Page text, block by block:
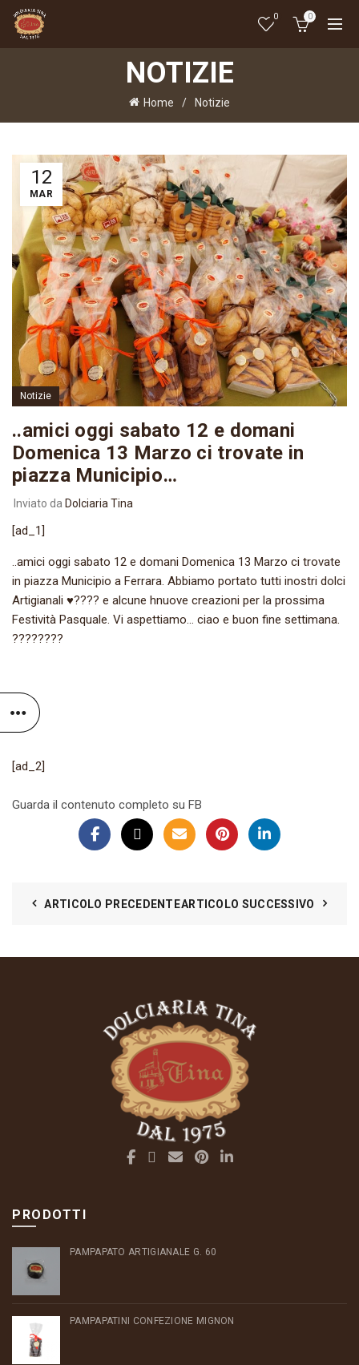
0 0
NOTIZIE
Home Notizie
12
MAR
Notizie
..amici oggi sabato 12 e domani
Domenica 13 Marzo ci trovate in
piazza Municipio…
Inviato da Dolciaria Tina
[ad_1]
..amici oggi sabato 12 e domani Domenica 13 Marzo ci trovate
in piazza Municipio a Ferrara. Abbiamo portato tutti inostri dolci
Artigianali ♥️???? e alcune hnuove creazioni per la prossima
Festività Pasquale. Vi aspettiamo… ciao e buon fine settimana.
????????
[ad_2]
Guarda il contenuto completo su FB
ARTICOLO PRECEDENTEARTICOLO SUCCESSIVO
PRODOTTI
PAMPAPATO ARTIGIANALE G. 60
PAMPAPATINI CONFEZIONE MIGNON